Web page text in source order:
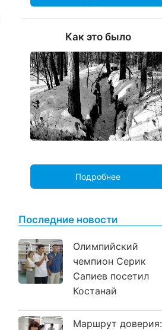
Как это было
Подробнее
Последние новости
Олимпийский
чемпион Серик
Сапиев посетил
Костанай
Маршрут доверия: